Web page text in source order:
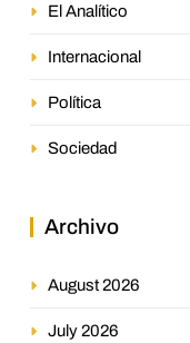
El Analítico
Internacional
Política
Sociedad
Archivo
August 2026
July 2026